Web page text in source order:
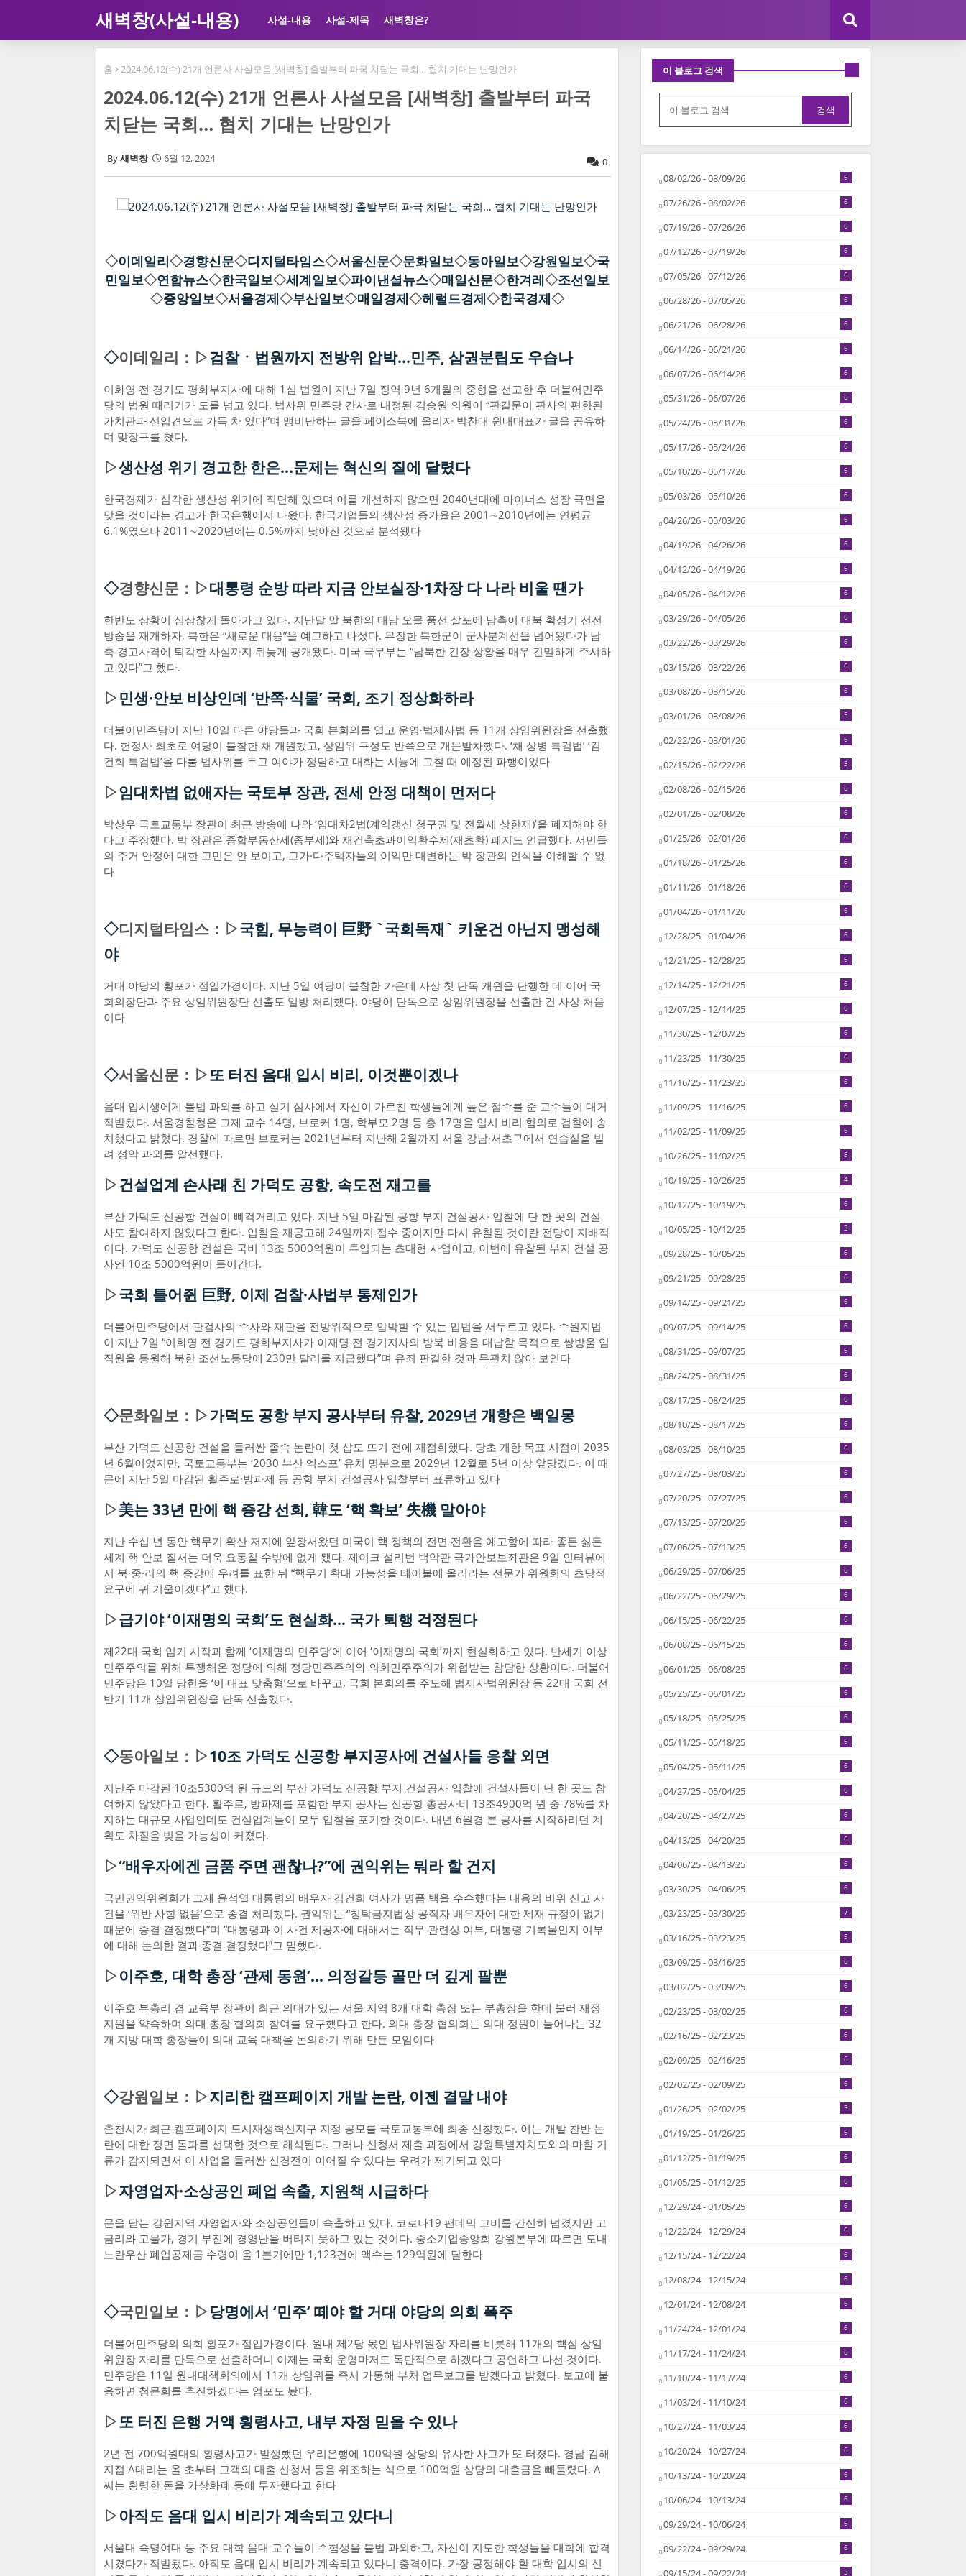
새벽창(사설-내용) 사설-내용 사설-제목 새벽창은?
홈 2024.06.12(수) 21개 언론사 사설모음 [새벽창] 출발부터 파국 치닫는 국회… 협치 기대는 난망인가
2024.06.12(수) 21개 언론사 사설모음 [새벽창] 출발부터 파국
치닫는 국회… 협치 기대는 난망인가
새벽창 6월 12, 2024 0
◇이데일리◇경향신문◇디지털타임스◇서울신문◇문화일보◇동아일보◇강원일보◇국
민일보◇연합뉴스◇한국일보◇세계일보◇파이낸셜뉴스◇매일신문◇한겨레◇조선일보
◇중앙일보◇서울경제◇부산일보◇매일경제◇헤럴드경제◇한국경제◇
◇이데일리：▷검찰ㆍ법원까지 전방위 압박...민주, 삼권분립도 우습나
이화영 전 경기도 평화부지사에 대해 1심 법원이 지난 7일 징역 9년 6개월의 중형을 선고한 후 더불어민주
당의 법원 때리기가 도를 넘고 있다. 법사위 민주당 간사로 내정된 김승원 의원이 “판결문이 판사의 편향된
가치관과 선입견으로 가득 차 있다”며 맹비난하는 글을 페이스북에 올리자 박찬대 원내대표가 글을 공유하
며 맞장구를 쳤다.
▷생산성 위기 경고한 한은...문제는 혁신의 질에 달렸다
한국경제가 심각한 생산성 위기에 직면해 있으며 이를 개선하지 않으면 2040년대에 마이너스 성장 국면을
맞을 것이라는 경고가 한국은행에서 나왔다. 한국기업들의 생산성 증가율은 2001∼2010년에는 연평균
6.1%였으나 2011∼2020년에는 0.5%까지 낮아진 것으로 분석됐다
◇경향신문：▷대통령 순방 따라 지금 안보실장·1차장 다 나라 비울 땐가
한반도 상황이 심상찮게 돌아가고 있다. 지난달 말 북한의 대남 오물 풍선 살포에 남측이 대북 확성기 선전
방송을 재개하자, 북한은 “새로운 대응”을 예고하고 나섰다. 무장한 북한군이 군사분계선을 넘어왔다가 남
측 경고사격에 퇴각한 사실까지 뒤늦게 공개됐다. 미국 국무부는 “남북한 긴장 상황을 매우 긴밀하게 주시하
고 있다”고 했다.
▷민생·안보 비상인데 ‘반쪽·식물’ 국회, 조기 정상화하라
더불어민주당이 지난 10일 다른 야당들과 국회 본회의를 열고 운영·법제사법 등 11개 상임위원장을 선출했
다. 헌정사 최초로 여당이 불참한 채 개원했고, 상임위 구성도 반쪽으로 개문발차했다. ‘채 상병 특검법’ ‘김
건희 특검법’을 다룰 법사위를 두고 여야가 쟁탈하고 대화는 시늉에 그칠 때 예정된 파행이었다
▷임대차법 없애자는 국토부 장관, 전세 안정 대책이 먼저다
박상우 국토교통부 장관이 최근 방송에 나와 ‘임대차2법(계약갱신 청구권 및 전월세 상한제)’을 폐지해야 한
다고 주장했다. 박 장관은 종합부동산세(종부세)와 재건축초과이익환수제(재초환) 폐지도 언급했다. 서민들
의 주거 안정에 대한 고민은 안 보이고, 고가·다주택자들의 이익만 대변하는 박 장관의 인식을 이해할 수 없
다
◇디지털타임스：▷국힘, 무능력이 巨野 `국회독재` 키운건 아닌지 맹성해
야
거대 야당의 횡포가 점입가경이다. 지난 5일 여당이 불참한 가운데 사상 첫 단독 개원을 단행한 데 이어 국
회의장단과 주요 상임위원장단 선출도 일방 처리했다. 야당이 단독으로 상임위원장을 선출한 건 사상 처음
이다
◇서울신문：▷또 터진 음대 입시 비리, 이것뿐이겠나
음대 입시생에게 불법 과외를 하고 실기 심사에서 자신이 가르친 학생들에게 높은 점수를 준 교수들이 대거
적발됐다. 서울경찰청은 그제 교수 14명, 브로커 1명, 학부모 2명 등 총 17명을 입시 비리 혐의로 검찰에 송
치했다고 밝혔다. 경찰에 따르면 브로커는 2021년부터 지난해 2월까지 서울 강남·서초구에서 연습실을 빌
려 성악 과외를 알선했다.
▷건설업계 손사래 친 가덕도 공항, 속도전 재고를
부산 가덕도 신공항 건설이 삐걱거리고 있다. 지난 5일 마감된 공항 부지 건설공사 입찰에 단 한 곳의 건설
사도 참여하지 않았다고 한다. 입찰을 재공고해 24일까지 접수 중이지만 다시 유찰될 것이란 전망이 지배적
이다. 가덕도 신공항 건설은 국비 13조 5000억원이 투입되는 초대형 사업이고, 이번에 유찰된 부지 건설 공
사엔 10조 5000억원이 들어간다.
▷국회 틀어쥔 巨野, 이제 검찰·사법부 통제인가
더불어민주당에서 판검사의 수사와 재판을 전방위적으로 압박할 수 있는 입법을 서두르고 있다. 수원지법
이 지난 7일 “이화영 전 경기도 평화부지사가 이재명 전 경기지사의 방북 비용을 대납할 목적으로 쌍방울 임
직원을 동원해 북한 조선노동당에 230만 달러를 지급했다”며 유죄 판결한 것과 무관치 않아 보인다
◇문화일보：▷가덕도 공항 부지 공사부터 유찰, 2029년 개항은 백일몽
부산 가덕도 신공항 건설을 둘러싼 졸속 논란이 첫 삽도 뜨기 전에 재점화했다. 당초 개항 목표 시점이 2035
년 6월이었지만, 국토교통부는 ‘2030 부산 엑스포’ 유치 명분으로 2029년 12월로 5년 이상 앞당겼다. 이 때
문에 지난 5일 마감된 활주로·방파제 등 공항 부지 건설공사 입찰부터 표류하고 있다
▷美는 33년 만에 핵 증강 선회, 韓도 ‘핵 확보’ 失機 말아야
지난 수십 년 동안 핵무기 확산 저지에 앞장서왔던 미국이 핵 정책의 전면 전환을 예고함에 따라 좋든 싫든
세계 핵 안보 질서는 더욱 요동칠 수밖에 없게 됐다. 제이크 설리번 백악관 국가안보보좌관은 9일 인터뷰에
서 북·중·러의 핵 증강에 우려를 표한 뒤 “핵무기 확대 가능성을 테이블에 올리라는 전문가 위원회의 초당적
요구에 귀 기울이겠다”고 했다.
▷급기야 ‘이재명의 국회’도 현실화… 국가 퇴행 걱정된다
제22대 국회 임기 시작과 함께 ‘이재명의 민주당’에 이어 ‘이재명의 국회’까지 현실화하고 있다. 반세기 이상
민주주의를 위해 투쟁해온 정당에 의해 정당민주주의와 의회민주주의가 위협받는 참담한 상황이다. 더불어
민주당은 10일 당헌을 ‘이 대표 맞춤형’으로 바꾸고, 국회 본회의를 주도해 법제사법위원장 등 22대 국회 전
반기 11개 상임위원장을 단독 선출했다.
◇동아일보：▷10조 가덕도 신공항 부지공사에 건설사들 응찰 외면
지난주 마감된 10조5300억 원 규모의 부산 가덕도 신공항 부지 건설공사 입찰에 건설사들이 단 한 곳도 참
여하지 않았다고 한다. 활주로, 방파제를 포함한 부지 공사는 신공항 총공사비 13조4900억 원 중 78%를 차
지하는 대규모 사업인데도 건설업계들이 모두 입찰을 포기한 것이다. 내년 6월경 본 공사를 시작하려던 계
획도 차질을 빚을 가능성이 커졌다.
▷“배우자에겐 금품 주면 괜찮나?”에 권익위는 뭐라 할 건지
국민권익위원회가 그제 윤석열 대통령의 배우자 김건희 여사가 명품 백을 수수했다는 내용의 비위 신고 사
건을 ‘위반 사항 없음’으로 종결 처리했다. 권익위는 “청탁금지법상 공직자 배우자에 대한 제재 규정이 없기
때문에 종결 결정했다”며 “대통령과 이 사건 제공자에 대해서는 직무 관련성 여부, 대통령 기록물인지 여부
에 대해 논의한 결과 종결 결정했다”고 말했다.
▷이주호, 대학 총장 ‘관제 동원’… 의정갈등 골만 더 깊게 팔뿐
이주호 부총리 겸 교육부 장관이 최근 의대가 있는 서울 지역 8개 대학 총장 또는 부총장을 한데 불러 재정
지원을 약속하며 의대 총장 협의회 참여를 요구했다고 한다. 의대 총장 협의회는 의대 정원이 늘어나는 32
개 지방 대학 총장들이 의대 교육 대책을 논의하기 위해 만든 모임이다
◇강원일보：▷지리한 캠프페이지 개발 논란, 이젠 결말 내야
춘천시가 최근 캠프페이지 도시재생혁신지구 지정 공모를 국토교통부에 최종 신청했다. 이는 개발 찬반 논
란에 대한 정면 돌파를 선택한 것으로 해석된다. 그러나 신청서 제출 과정에서 강원특별자치도와의 마찰 기
류가 감지되면서 이 사업을 둘러싼 신경전이 이어질 수 있다는 우려가 제기되고 있다
▷자영업자·소상공인 폐업 속출, 지원책 시급하다
문을 닫는 강원지역 자영업자와 소상공인들이 속출하고 있다. 코로나19 팬데믹 고비를 간신히 넘겼지만 고
금리와 고물가, 경기 부진에 경영난을 버티지 못하고 있는 것이다. 중소기업중앙회 강원본부에 따르면 도내
노란우산 폐업공제금 수령이 올 1분기에만 1,123건에 액수는 129억원에 달한다
◇국민일보：▷당명에서 ‘민주’ 떼야 할 거대 야당의 의회 폭주
더불어민주당의 의회 횡포가 점입가경이다. 원내 제2당 몫인 법사위원장 자리를 비롯해 11개의 핵심 상임
위원장 자리를 단독으로 선출하더니 이제는 국회 운영마저도 독단적으로 하겠다고 공언하고 나선 것이다.
민주당은 11일 원내대책회의에서 11개 상임위를 즉시 가동해 부처 업무보고를 받겠다고 밝혔다. 보고에 불
응하면 청문회를 추진하겠다는 엄포도 놨다.
▷또 터진 은행 거액 횡령사고, 내부 자정 믿을 수 있나
2년 전 700억원대의 횡령사고가 발생했던 우리은행에 100억원 상당의 유사한 사고가 또 터졌다. 경남 김해
지점 A대리는 올 초부터 고객의 대출 신청서 등을 위조하는 식으로 100억원 상당의 대출금을 빼돌렸다. A
씨는 횡령한 돈을 가상화폐 등에 투자했다고 한다
▷아직도 음대 입시 비리가 계속되고 있다니
서울대 숙명여대 등 주요 대학 음대 교수들이 수험생을 불법 과외하고, 자신이 지도한 학생들을 대학에 합격
시켰다가 적발됐다. 아직도 음대 입시 비리가 계속되고 있다니 충격이다. 가장 공정해야 할 대학 입시의 신
이 블로그 검색
08/02/26 - 08/09/26 6
07/26/26 - 08/02/26 6
07/19/26 - 07/26/26 6
07/12/26 - 07/19/26 6
07/05/26 - 07/12/26 6
06/28/26 - 07/05/26 6
06/21/26 - 06/28/26 6
06/14/26 - 06/21/26 6
06/07/26 - 06/14/26 6
05/31/26 - 06/07/26 6
05/24/26 - 05/31/26 6
05/17/26 - 05/24/26 6
05/10/26 - 05/17/26 6
05/03/26 - 05/10/26 6
04/26/26 - 05/03/26 6
04/19/26 - 04/26/26 6
04/12/26 - 04/19/26 6
04/05/26 - 04/12/26 6
03/29/26 - 04/05/26 6
03/22/26 - 03/29/26 6
03/15/26 - 03/22/26 6
03/08/26 - 03/15/26 6
03/01/26 - 03/08/26 5
02/22/26 - 03/01/26 6
02/15/26 - 02/22/26 3
02/08/26 - 02/15/26 6
02/01/26 - 02/08/26 6
01/25/26 - 02/01/26 6
01/18/26 - 01/25/26 6
01/11/26 - 01/18/26 6
01/04/26 - 01/11/26 6
12/28/25 - 01/04/26 6
12/21/25 - 12/28/25 6
12/14/25 - 12/21/25 6
12/07/25 - 12/14/25 6
11/30/25 - 12/07/25 6
11/23/25 - 11/30/25 6
11/16/25 - 11/23/25 6
11/09/25 - 11/16/25 6
11/02/25 - 11/09/25 6
10/26/25 - 11/02/25 8
10/19/25 - 10/26/25 4
10/12/25 - 10/19/25 6
10/05/25 - 10/12/25 3
09/28/25 - 10/05/25 6
09/21/25 - 09/28/25 6
09/14/25 - 09/21/25 6
09/07/25 - 09/14/25 6
08/31/25 - 09/07/25 6
08/24/25 - 08/31/25 6
08/17/25 - 08/24/25 6
08/10/25 - 08/17/25 6
08/03/25 - 08/10/25 6
07/27/25 - 08/03/25 6
07/20/25 - 07/27/25 6
07/13/25 - 07/20/25 6
07/06/25 - 07/13/25 6
06/29/25 - 07/06/25 6
06/22/25 - 06/29/25 6
06/15/25 - 06/22/25 6
06/08/25 - 06/15/25 6
06/01/25 - 06/08/25 6
05/25/25 - 06/01/25 6
05/18/25 - 05/25/25 6
05/11/25 - 05/18/25 6
05/04/25 - 05/11/25 6
04/27/25 - 05/04/25 6
04/20/25 - 04/27/25 6
04/13/25 - 04/20/25 6
04/06/25 - 04/13/25 6
03/30/25 - 04/06/25 6
03/23/25 - 03/30/25 7
03/16/25 - 03/23/25 5
03/09/25 - 03/16/25 6
03/02/25 - 03/09/25 6
02/23/25 - 03/02/25 6
02/16/25 - 02/23/25 6
02/09/25 - 02/16/25 6
02/02/25 - 02/09/25 6
01/26/25 - 02/02/25 3
01/19/25 - 01/26/25 6
01/12/25 - 01/19/25 6
01/05/25 - 01/12/25 6
12/29/24 - 01/05/25 6
12/22/24 - 12/29/24 6
12/15/24 - 12/22/24 6
12/08/24 - 12/15/24 6
12/01/24 - 12/08/24 6
11/24/24 - 12/01/24 6
11/17/24 - 11/24/24 6
11/10/24 - 11/17/24 6
11/03/24 - 11/10/24 6
10/27/24 - 11/03/24 6
10/20/24 - 10/27/24 6
10/13/24 - 10/20/24 6
10/06/24 - 10/13/24 6
09/29/24 - 10/06/24 6
09/22/24 - 09/29/24 6
09/15/24 - 09/22/24 3